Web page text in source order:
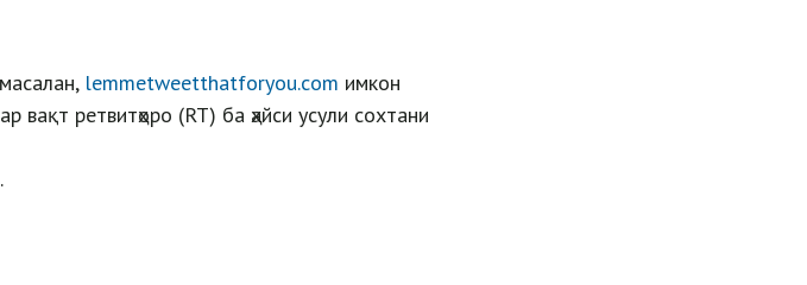
lemmetweetthatforyou.com имкон
вақт ретвитҳоро (RT) ба ҳайси усули сохтани